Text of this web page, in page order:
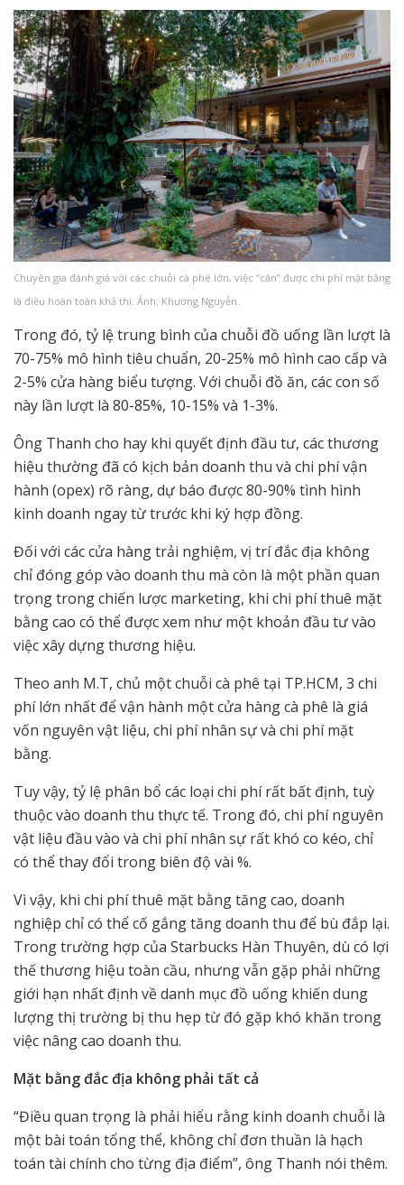
Chuyên gia đánh giá với các chuỗi cà phê lớn, việc “cân” được chi phí mặt bằng
là điều hoàn toàn khả thi. Ảnh: Khương Nguyễn.
Trong đó, tỷ lệ trung bình của chuỗi đồ uống lần lượt là
70-75% mô hình tiêu chuẩn, 20-25% mô hình cao cấp và
2-5% cửa hàng biểu tượng. Với chuỗi đồ ăn, các con số
này lần lượt là 80-85%, 10-15% và 1-3%.
Ông Thanh cho hay khi quyết định đầu tư, các thương
hiệu thường đã có kịch bản doanh thu và chi phí vận
hành (opex) rõ ràng, dự báo được 80-90% tình hình
kinh doanh ngay từ trước khi ký hợp đồng.
Đối với các cửa hàng trải nghiệm, vị trí đắc địa không
chỉ đóng góp vào doanh thu mà còn là một phần quan
trọng trong chiến lược marketing, khi chi phí thuê mặt
bằng cao có thể được xem như một khoản đầu tư vào
việc xây dựng thương hiệu.
Theo anh M.T, chủ một chuỗi cà phê tại TP.HCM, 3 chi
phí lớn nhất để vận hành một cửa hàng cà phê là giá
vốn nguyên vật liệu, chi phí nhân sự và chi phí mặt
bằng.
Tuy vậy, tỷ lệ phân bổ các loại chi phí rất bất định, tuỳ
thuộc vào doanh thu thực tế. Trong đó, chi phí nguyên
vật liệu đầu vào và chi phí nhân sự rất khó co kéo, chỉ
có thể thay đổi trong biên độ vài %.
Vì vậy, khi chi phí thuê mặt bằng tăng cao, doanh
nghiệp chỉ có thể cố gắng tăng doanh thu để bù đắp lại.
Trong trường hợp của Starbucks Hàn Thuyên, dù có lợi
thế thương hiệu toàn cầu, nhưng vẫn gặp phải những
giới hạn nhất định về danh mục đồ uống khiến dung
lượng thị trường bị thu hẹp từ đó gặp khó khăn trong
việc nâng cao doanh thu.
Mặt bằng đắc địa không phải tất cả
“Điều quan trọng là phải hiểu rằng kinh doanh chuỗi là
một bài toán tổng thể, không chỉ đơn thuần là hạch
toán tài chính cho từng địa điểm”, ông Thanh nói thêm.